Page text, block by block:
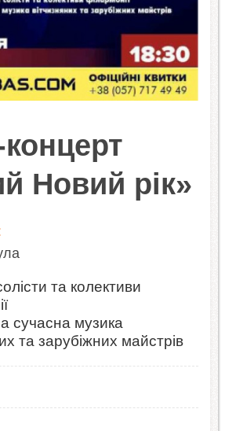
Новий рік»
та колективи
сучасна музика
та зарубіжних майстрів